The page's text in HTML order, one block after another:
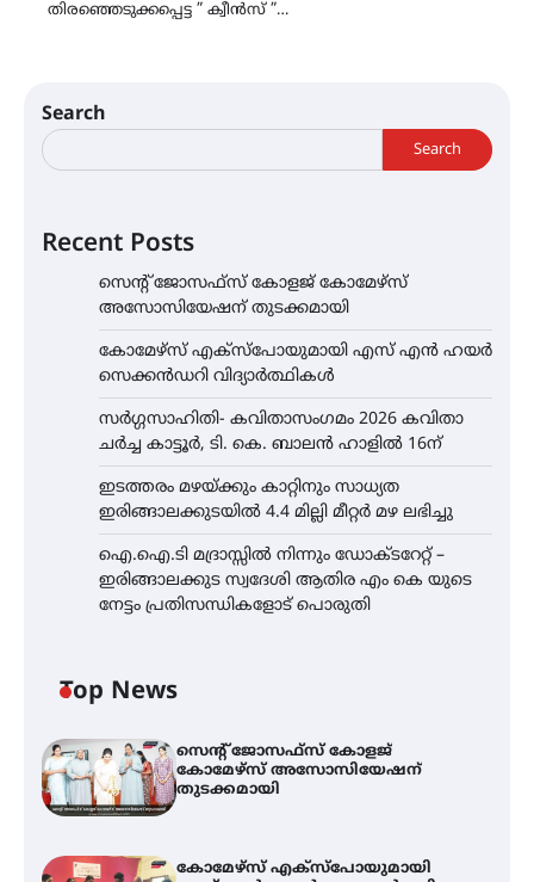
തിരഞ്ഞെടുക്കപ്പെട്ട ” ക്വീൻസ് ”…
Search
Search
Recent Posts
സെന്റ് ജോസഫ്സ് കോളജ് കോമേഴ്‌സ്
അസോസിയേഷന് തുടക്കമായി
കോമേഴ്സ് എക്സ്പോയുമായി എസ് എൻ ഹയർ
സെക്കൻഡറി വിദ്യാർത്ഥികൾ
സർഗ്ഗസാഹിതി- കവിതാസംഗമം 2026 കവിതാ
ചർച്ച കാട്ടൂർ, ടി. കെ. ബാലൻ ഹാളിൽ 16ന്
ഇടത്തരം മഴയ്ക്കും കാറ്റിനും സാധ്യത
ഇരിങ്ങാലക്കുടയിൽ 4.4 മില്ലി മീറ്റർ മഴ ലഭിച്ചു
ഐ.ഐ.ടി മദ്രാസ്സിൽ നിന്നും ഡോക്ടറേറ്റ് –
ഇരിങ്ങാലക്കുട സ്വദേശി ആതിര എം കെ യുടെ
നേട്ടം പ്രതിസന്ധികളോട് പൊരുതി
Top News
സെന്റ് ജോസഫ്സ് കോളജ്
കോമേഴ്‌സ് അസോസിയേഷന്
തുടക്കമായി
കോമേഴ്സ് എക്സ്പോയുമായി